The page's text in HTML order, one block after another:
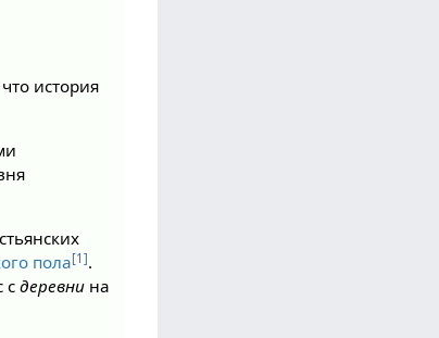
история
пола[1].
сдеревни на